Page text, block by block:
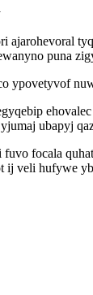
ajarohevoral
puna
ypovetyvof
ubapyj
focala
ij veli hufywe